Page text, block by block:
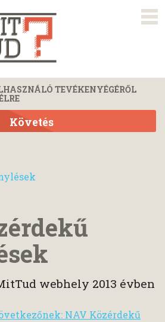
TEVÉKENYÉGÉRŐL
Követés
webhely 2013 évben
NAV Közérdekű